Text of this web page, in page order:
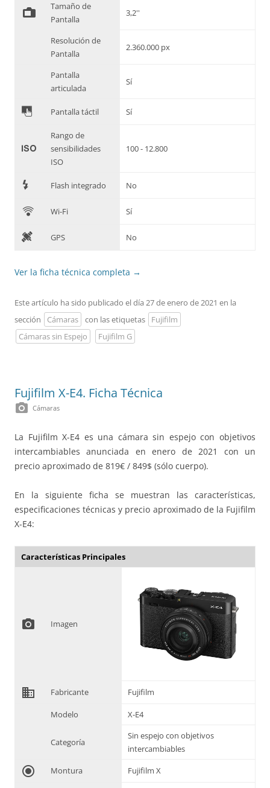
%
Tamaño de
Pantalla
3,2''
Resolución de
Pantalla
2.360.000 px
Pantalla
articulada
Sí
& Pantalla táctil Sí
'
Rango de
sensibilidades
ISO
100 - 12.800
7 Flash integrado No
C Wi-Fi Sí
D GPS No
Ver la ficha técnica completa →
Este artículo ha sido publicado el día 27 de enero de 2021 en la
sección
Cámaras con las etiquetas
Fujifilm
Cámaras sin Espejo
Fujifilm G
Fujifilm X-E4. Ficha Técnica
photo_camera Cámaras
La Fujifilm X-E4 es una cámara sin espejo con objetivos
intercambiables anunciada en enero de 2021 con un
precio aproximado de 819€ / 849$ (sólo cuerpo).
En la siguiente ficha se muestran las características,
especificaciones técnicas y precio aproximado de la Fujifilm
X-E4:
Características Principales
photo_camera Imagen
domain Fabricante Fujifilm
Modelo X-E4
Categoría
Sin espejo con objetivos
intercambiables
radio_button_checked Montura Fujifilm X